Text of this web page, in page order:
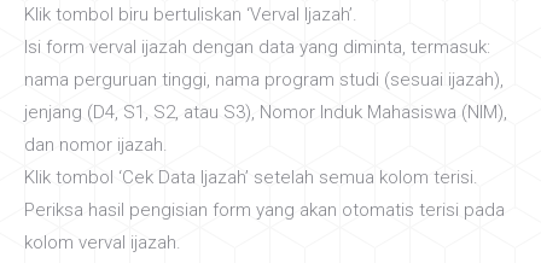
Klik tombol biru bertuliskan ‘Verval Ijazah’.
Isi form verval ijazah dengan data yang diminta, termasuk:
nama perguruan tinggi, nama program studi (sesuai ijazah),
jenjang (D4, S1, S2, atau S3), Nomor Induk Mahasiswa (NIM),
dan nomor ijazah.
Klik tombol ‘Cek Data Ijazah’ setelah semua kolom terisi.
Periksa hasil pengisian form yang akan otomatis terisi pada
kolom verval ijazah.